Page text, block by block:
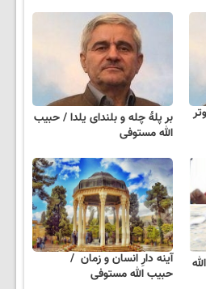
بر پلهٔ چله و بلندای یلدا / حبیب
الله مستوفی
آینه دارِ انسان و زمان /
حبیب الله مستوفی